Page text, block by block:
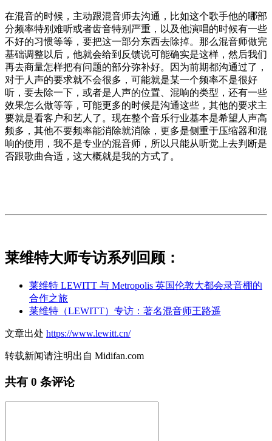
在混音的时候，主动跟混音师去沟通，比如这个歌手他的哪部
分频率特别难听或者齿音特别严重，以及他演唱的时候有一些
不好的习惯等等，要把这一部分东西去除掉。那么混音师做完
基础调整以后，他就会给到反馈说可能确实是这样，然后我们
再去商量怎样把有问题的部分弥补好。因为前期都沟通过了，
对于人声的要求就不会很多，可能就是某一个频率不是很好
听，要去除一下，或者是人声的位置、混响的类型，还有一些
效果怎么做等等，可能更多的时候是沟通这些，其他的要求主
要就是看客户和艺人了。现在整个音乐行业基本是希望人声高
频多，其他不要频率能消除就消除，更多是侧重于压缩器和混
响的使用，我不是专业的混音师，所以只能从听觉上去判断是
否跟歌曲合适，这大概就是我的方式了。
莱维特大师专访系列回顾：
莱维特 LEWITT 与 Metropolis 英国伦敦大都会录音棚的
合作之旅
莱维特（LEWITT）专访：著名混音师王路遥
文章出处 https://www.lewitt.cn/
转载新闻请注明出自 Midifan.com
共有 0 条评论